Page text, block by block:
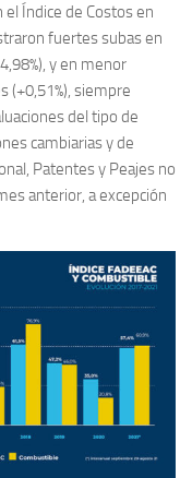
Índice de Costos en
fuertes subas en
y en menor
(+0,51%), siempre
del tipo de
cambiarias y de
Patentes y Peajes no
anterior, a excepción